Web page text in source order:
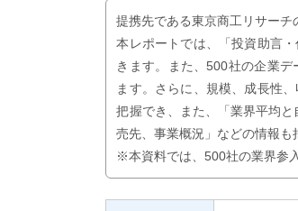
提携先である東京商工リサーチ
本レポートでは、「投資助言
きます。また、500社の企業
ます。さらに、規模、成長性
把握でき、また、「業界平均
売先、事業概況」などの情報も
※本資料では、500社の業界参